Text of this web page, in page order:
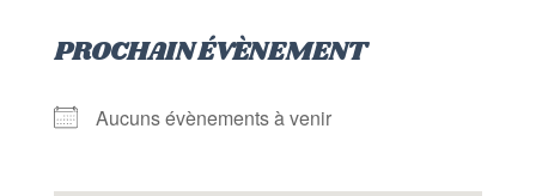
PROCHAIN ÉVÈNEMENT
Aucuns évènements à venir